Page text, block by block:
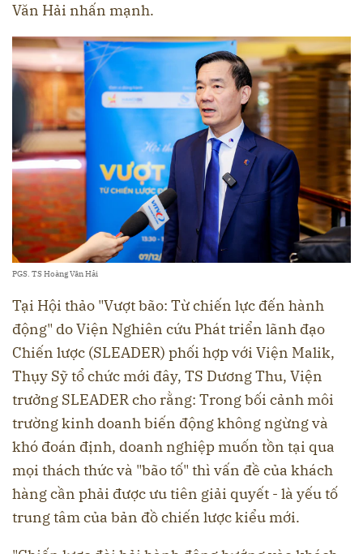
Văn Hải nhấn mạnh.
PGS. TS Hoàng Văn Hải
Tại Hội thảo "Vượt bão: Từ chiến lực đến hành
động" do Viện Nghiên cứu Phát triển lãnh đạo
Chiến lược (SLEADER) phối hợp với Viện Malik,
Thụy Sỹ tổ chức mới đây, TS Dương Thu, Viện
trưởng SLEADER cho rằng: Trong bối cảnh môi
trường kinh doanh biến động không ngừng và
khó đoán định, doanh nghiệp muốn tồn tại qua
mọi thách thức và "bão tố" thì vấn đề của khách
hàng cần phải được ưu tiên giải quyết - là yếu tố
trung tâm của bản đồ chiến lược kiểu mới.